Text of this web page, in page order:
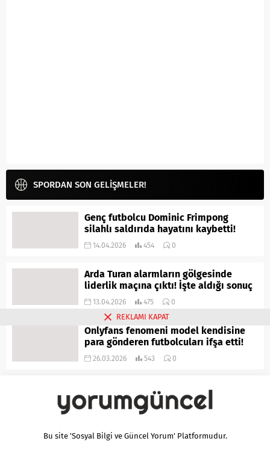
SPORDAN SON GELİŞMELER!
Genç futbolcu Dominic Frimpong
silahlı saldırıda hayatını kaybetti!
14.04.2026 454 0
Arda Turan alarmların gölgesinde
liderlik maçına çıktı! İşte aldığı sonuç
13.04.2026 475 0
Onlyfans fenomeni model kendisine
para gönderen futbolcuları ifşa etti!
26.03.2026 543 0
Bu site 'Sosyal Bilgi ve Güncel Yorum' Platformudur.
REKLAMI KAPAT